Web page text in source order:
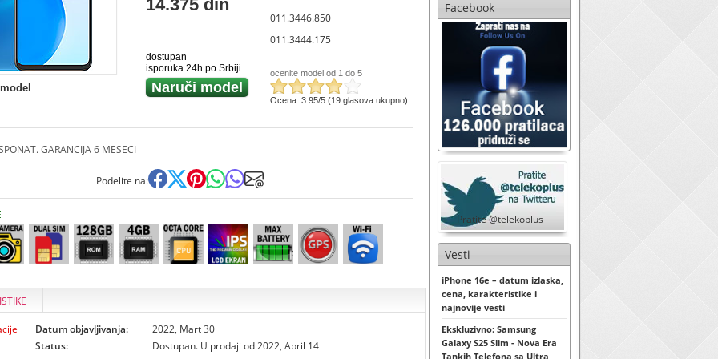
14.375 din
dostupan
isporuka 24h po Srbiji
Naruči model
011.3446.850
011.3444.175
ocenite model od 1 do 5
Ocena: 3.95/5 (19 glasova ukupno)
GARANCIJA 6 MESECI
Podelite na:
Datum objavljivanja:
2022, Mart 30
Status:
Dostupan. U prodaji od 2022, April 14
Facebook
Pratite @telekoplus
Vesti
iPhone 16e – datum izlaska,
cena, karakteristike i
najnovije vesti
Ekskluzivno: Samsung
Galaxy S25 Slim - Nova Era
Tankih Telefona sa Ultra